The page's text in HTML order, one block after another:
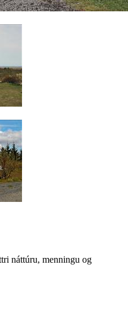
náttúru, menningu og